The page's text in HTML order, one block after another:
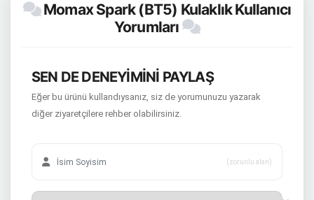
Momax Spark (BT5) Kulaklık Kullanıcı
Yorumları
SEN DE DENEYİMİNİ PAYLAŞ
Eğer bu ürünü kullandıysanız, siz de yorumunuzu yazarak
diğer ziyaretçilere rehber olabilirsiniz.
(zorunlu alan)